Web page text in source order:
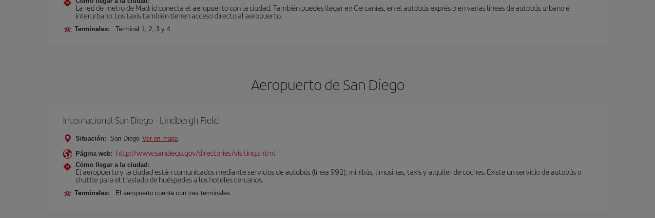
La red de metro de Madrid conecta el aeropuerto con la ciudad. También puedes llegar en Cercanías, en el autobús exprés o en varias líneas de autobús urbano e
interurbano. Los taxis también tienen acceso directo al aeropuerto.
Terminales: Terminal 1, 2, 3 y 4
Aeropuerto de San Diego
Internacional San Diego - Lindbergh Field
Situación: San Diego Ver en mapa
Página web: http://www.sandiego.gov/directories/visiting.shtml
Cómo llegar a la ciudad:
El aeropuerto y la ciudad están comunicados mediante servicios de autobús (línea 992), minibús, limusinas, taxis y alquiler de coches. Existe un servicio de autobús o
shuttle para el traslado de huéspedes a los hoteles cercanos.
Terminales: El aeropuerto cuenta con tres terminales.